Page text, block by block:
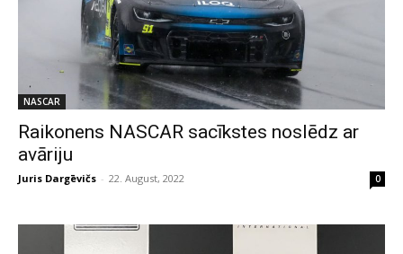
NASCAR
Raikonens NASCAR sacīkstes noslēdz ar
avāriju
Juris Dargēvičs - 22. August, 2022 0